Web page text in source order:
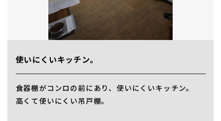
使いにくいキッチン。
食器棚がコンロの前にあり、使いにくいキッチン。
高くて使いにくい吊戸棚。